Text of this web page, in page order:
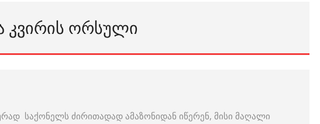
ᲙᲕᲘᲠᲘᲡ ᲝᲠᲡᲣᲚᲘ
საქონელს ძირითადად ამაზონიდან იწერენ, მისი მაღალი